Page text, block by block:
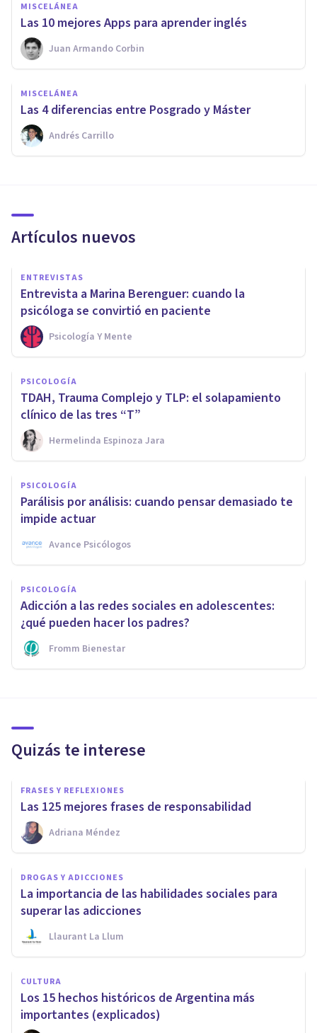
MISCELÁNEA
Las 10 mejores Apps para aprender inglés
Juan Armando Corbin
MISCELÁNEA
Las 4 diferencias entre Posgrado y Máster
Andrés Carrillo
Artículos nuevos
ENTREVISTAS
Entrevista a Marina Berenguer: cuando la
psicóloga se convirtió en paciente
Psicología Y Mente
PSICOLOGÍA
TDAH, Trauma Complejo y TLP: el solapamiento
clínico de las tres “T”
Hermelinda Espinoza Jara
PSICOLOGÍA
Parálisis por análisis: cuando pensar demasiado te
impide actuar
Avance Psicólogos
PSICOLOGÍA
Adicción a las redes sociales en adolescentes:
¿qué pueden hacer los padres?
Fromm Bienestar
Quizás te interese
FRASES Y REFLEXIONES
Las 125 mejores frases de responsabilidad
Adriana Méndez
DROGAS Y ADICCIONES
La importancia de las habilidades sociales para
superar las adicciones
Llaurant La Llum
CULTURA
Los 15 hechos históricos de Argentina más
importantes (explicados)